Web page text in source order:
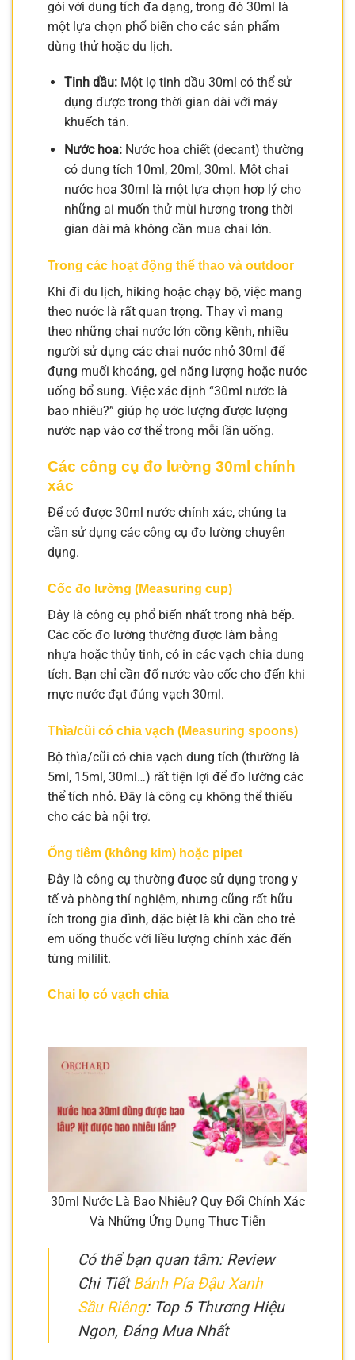
gói với dung tích đa dạng, trong đó 30ml là
một lựa chọn phổ biến cho các sản phẩm
dùng thử hoặc du lịch.
Tinh dầu:Một lọ tinh dầu 30ml có thể sử
dụng được trong thời gian dài với máy
khuếch tán.
Nước hoa:Nước hoa chiết (decant) thường
có dung tích 10ml, 20ml, 30ml. Một chai
nước hoa 30ml là một lựa chọn hợp lý cho
những ai muốn thử mùi hương trong thời
gian dài mà không cần mua chai lớn.
Trong các hoạt động thể thao và outdoor
Khi đi du lịch, hiking hoặc chạy bộ, việc mang
theo nước là rất quan trọng. Thay vì mang
theo những chai nước lớn cồng kềnh, nhiều
người sử dụng các chai nước nhỏ 30ml để
đựng muối khoáng, gel năng lượng hoặc nước
uống bổ sung. Việc xác định “30ml nước là
bao nhiêu?” giúp họ ước lượng được lượng
nước nạp vào cơ thể trong mỗi lần uống.
Các công cụ đo lường 30ml chính
xác
Để có được 30ml nước chính xác, chúng ta
cần sử dụng các công cụ đo lường chuyên
dụng.
Cốc đo lường (Measuring cup)
Đây là công cụ phổ biến nhất trong nhà bếp.
Các cốc đo lường thường được làm bằng
nhựa hoặc thủy tinh, có in các vạch chia dung
tích. Bạn chỉ cần đổ nước vào cốc cho đến khi
mực nước đạt đúng vạch 30ml.
Thìa/cũi có chia vạch (Measuring spoons)
Bộ thìa/cũi có chia vạch dung tích (thường là
5ml, 15ml, 30ml…) rất tiện lợi để đo lường các
thể tích nhỏ. Đây là công cụ không thể thiếu
cho các bà nội trợ.
Ống tiêm (không kim) hoặc pipet
Đây là công cụ thường được sử dụng trong y
tế và phòng thí nghiệm, nhưng cũng rất hữu
ích trong gia đình, đặc biệt là khi cần cho trẻ
em uống thuốc với liều lượng chính xác đến
từng mililit.
Chai lọ có vạch chia
30ml Nước Là Bao Nhiêu? Quy Đổi Chính Xác
Và Những Ứng Dụng Thực Tiễn
Có thể bạn quan tâm: Review
Chi TiếtBánh Pía Đậu Xanh
Sầu Riêng: Top 5 Thương Hiệu
Ngon, Đáng Mua Nhất